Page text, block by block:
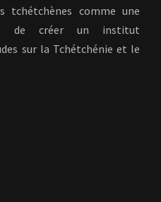
tchétchènes comme une
de créer un institut
sur la Tchétchénie et le